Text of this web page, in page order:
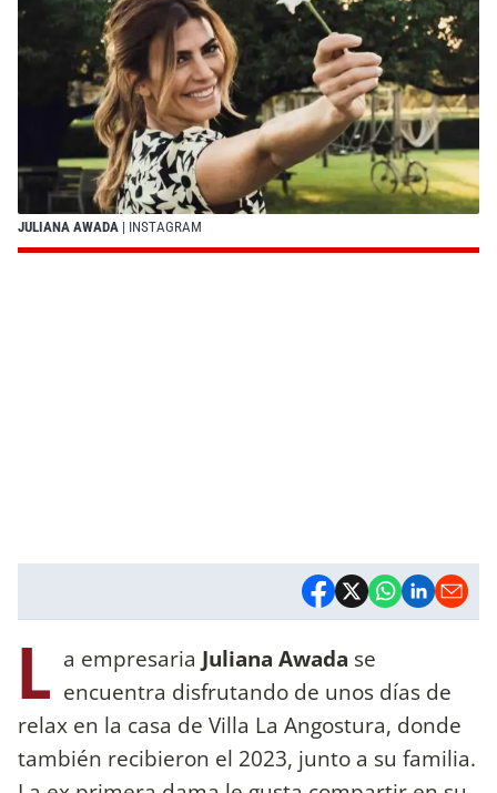
JULIANA AWADA | INSTAGRAM
L a empresaria Juliana Awada se
encuentra disfrutando de unos días de
relax en la casa de Villa La Angostura, donde
también recibieron el 2023, junto a su familia.